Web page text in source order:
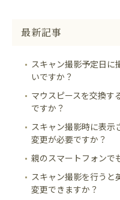
最新記事
スキャン撮影予定日に
いですか？
マウスピースを交換す
ですか？
スキャン撮影時に表示
変更が必要ですか？
親のスマートフォンで
スキャン撮影を行うと
変更できますか？